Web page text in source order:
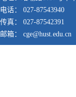
电话： 027-87543940
传真： 027-87542391
邮箱： cge@hust.edu.cn